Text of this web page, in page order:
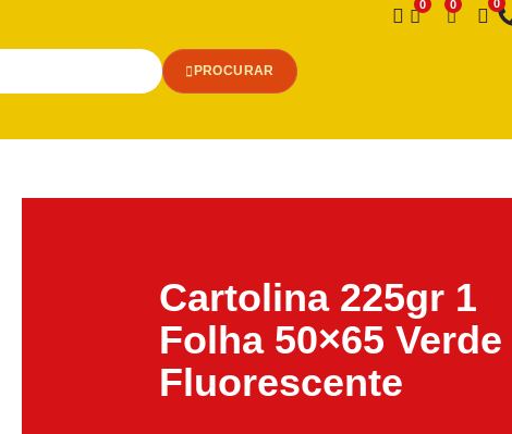
PROCURAR
Desejo
Cartolina 225gr 1
Folha 50×65 Verde
Fluorescente